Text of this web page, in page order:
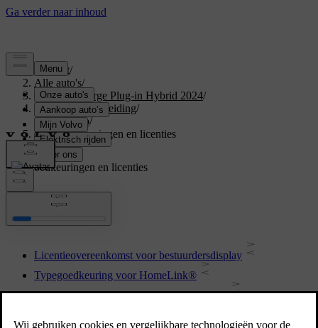
Support/
Alle auto's/
XC40 Recharge Plug-in Hybrid 2024/
Gebruikershandleiding/
Uw Volvo/
Typegoedkeuringen en licenties
Typegoedkeuringen en licenties
Licentieovereenkomst voor bestuurdersdisplay
Typegoedkeuring voor HomeLink®
Licentieovereenkomst voor audio en media